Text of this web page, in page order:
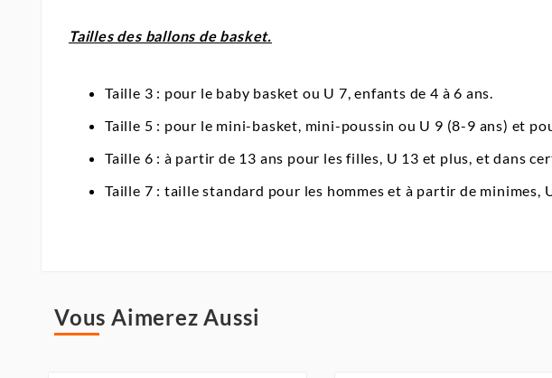
Tailles des ballons de basket.
Taille 3 : pour le baby basket ou U 7, enfants de 4 à 6 ans.
Taille 5 : pour le mini-basket, mini-poussin ou U 9 (8-9 ans) et
Taille 6 : à partir de 13 ans pour les filles, U 13 et plus, et dans
Taille 7 : taille standard pour les hommes et à partir de minimes,
Vous Aimerez Aussi